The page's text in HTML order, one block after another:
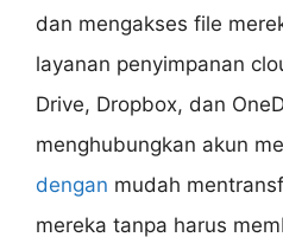
dan mengakses file
layanan penyimpanan
Drive, Dropbox, dan
menghubungkan akun
dengan mudah
mereka tanpa harus